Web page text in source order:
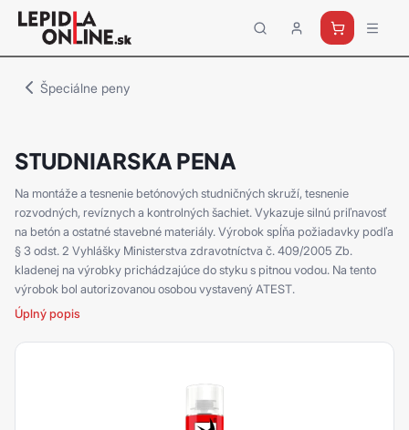
Priemyselné
lepidlá
Špeciálne peny
STUDNIARSKA PENA
Na montáže a tesnenie betónových studničných skruží, tesnenie
rozvodných, revíznych a kontrolných šachiet. Vykazuje silnú priľnavosť
na betón a ostatné stavebné materiály. Výrobok spĺňa požiadavky podľa
§ 3 odst. 2 Vyhlášky Ministerstva zdravotníctva č. 409/2005 Zb.
kladenej na výrobky prichádzajúce do styku s pitnou vodou. Na tento
výrobok bol autorizovanou osobou vystavený ATEST.
Úplný popis